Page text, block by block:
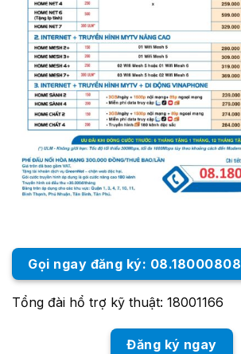
Gọi ngay đăng ký: 08.18000808
Tổng đài hổ trợ kỹ thuật: 18001166
Đăng ký ngay